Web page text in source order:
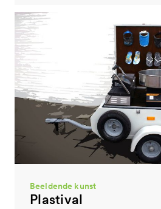
Concertzaal
Muziekgebouw
Techniekmuseum kinderen
De Ontdekfabriek
Beeldende kunst
Plastival